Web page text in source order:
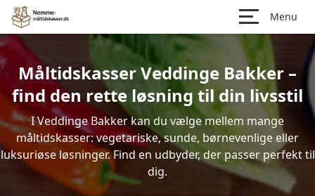
Menu
Måltidskasser Veddinge Bakker –
find den rette løsning til din livsstil
I Veddinge Bakker kan du vælge mellem mange
måltidskasser: vegetariske, sunde, børnevenlige eller
luksuriøse løsninger. Find en udbyder, der passer perfekt til
dig.